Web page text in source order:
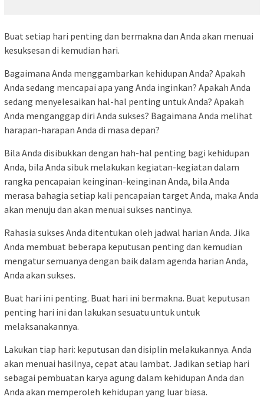
Buat setiap hari penting dan bermakna dan Anda akan menuai
kesuksesan di kemudian hari.
Bagaimana Anda menggambarkan kehidupan Anda? Apakah
Anda sedang mencapai apa yang Anda inginkan? Apakah Anda
sedang menyelesaikan hal-hal penting untuk Anda? Apakah
Anda menganggap diri Anda sukses? Bagaimana Anda melihat
harapan-harapan Anda di masa depan?
Bila Anda disibukkan dengan hah-hal penting bagi kehidupan
Anda, bila Anda sibuk melakukan kegiatan-kegiatan dalam
rangka pencapaian keinginan-keinginan Anda, bila Anda
merasa bahagia setiap kali pencapaian target Anda, maka Anda
akan menuju dan akan menuai sukses nantinya.
Rahasia sukses Anda ditentukan oleh jadwal harian Anda. Jika
Anda membuat beberapa keputusan penting dan kemudian
mengatur semuanya dengan baik dalam agenda harian Anda,
Anda akan sukses.
Buat hari ini penting. Buat hari ini bermakna. Buat keputusan
penting hari ini dan lakukan sesuatu untuk untuk
melaksanakannya.
Lakukan tiap hari: keputusan dan disiplin melakukannya. Anda
akan menuai hasilnya, cepat atau lambat. Jadikan setiap hari
sebagai pembuatan karya agung dalam kehidupan Anda dan
Anda akan memperoleh kehidupan yang luar biasa.